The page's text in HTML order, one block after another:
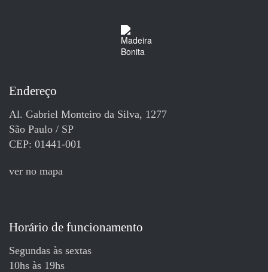
Endereço
Al. Gabriel Monteiro da Silva, 1277
São Paulo / SP
CEP: 01441-001
ver no mapa
Horário de funcionamento
Segundas às sextas
10hs às 19hs